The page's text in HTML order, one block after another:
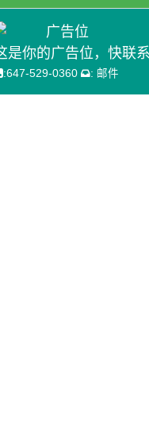
广告位
是你的广告位，快联
:647-529-0360 : 邮件